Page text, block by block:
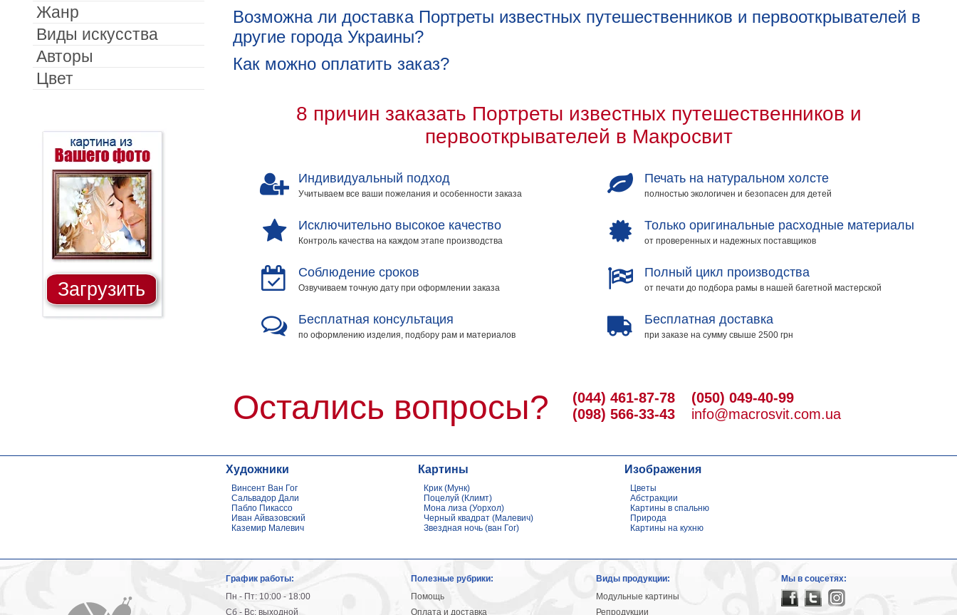
Возможна ли доставка Портреты известных путешественников и первооткрывателей в
другие города Украины?
Как можно оплатить заказ?
8 причин заказать Портреты известных путешественников и
первооткрывателей в Макросвит
Индивидуальный подход
Учитываем все ваши пожелания и особенности заказа
Исключительно высокое качество
Контроль качества на каждом этапе производства
Соблюдение сроков
Озвучиваем точную дату при оформлении заказа
Бесплатная консультация
по оформлению изделия, подбору рам и материалов
Печать на натуральном холсте
полностью экологичен и безопасен для детей
Только оригинальные расходные материалы
от проверенных и надежных поставщиков
Полный цикл производства
от печати до подбора рамы в нашей багетной мастерской
Бесплатная доставка
при заказе на сумму свыше 2500 грн
Остались вопросы?
(044) 461-87-78
(098) 566-33-43
(050) 049-40-99
info@macrosvit.com.ua
Жанр
Виды искусства
Авторы
Цвет
Загрузить
Художники
Винсент Ван Гог
Сальвадор Дали
Пабло Пикассо
Иван Айвазовский
Каземир Малевич
Картины
Крик (Мунк)
Поцелуй (Климт)
Мона лиза (Уорхол)
Черный квадрат (Малевич)
Звездная ночь (ван Гог)
Изображения
Цветы
Абстракции
Картины в спальню
Природа
Картины на кухню
График работы:
Пн - Пт: 10:00 - 18:00
Сб - Вс: выходной
Полезные рубрики:
Помощь
Оплата и доставка
Виды продукции:
Модульные картины
Репродукции
Мы в соцсетях: